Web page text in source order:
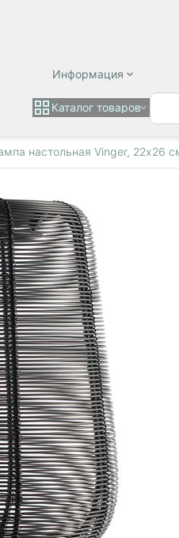
Информация
Каталог товаров
настольная Vinger, 22х26